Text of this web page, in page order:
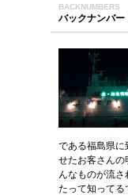
BACKNUMBERS
バックナンバ
である福島県に
せたお客さんの
んなものが流
たって知ってる